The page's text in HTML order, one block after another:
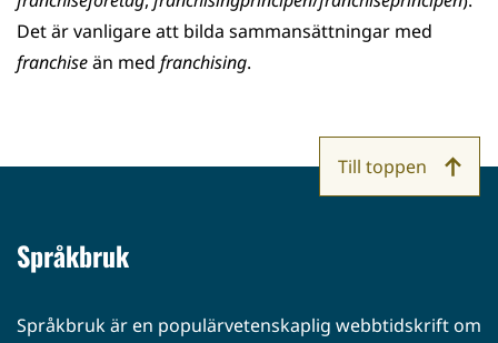
Det är vanligare att bilda sammansättningar med
franchiseän med franchising.
Språkbruk
Språkbruk är en populärvetenskaplig webbtidskrift om
Till toppen